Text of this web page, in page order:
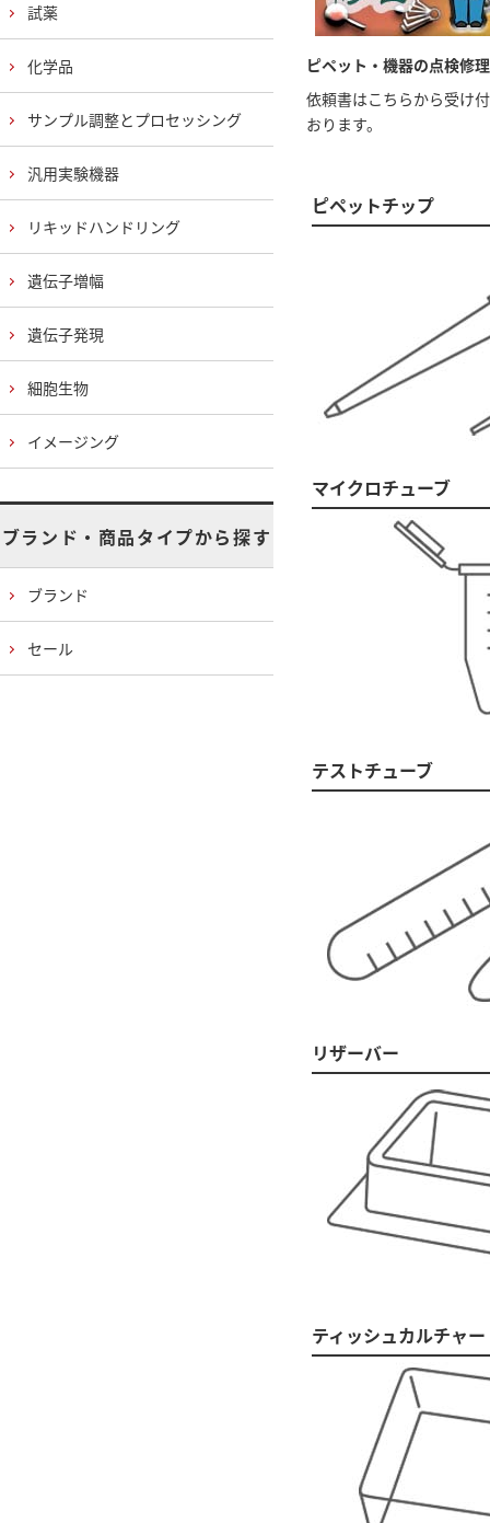
ピペット・機器の点検修理
依頼書はこちらから受け
おります。
ピペットチップ
マイクロチューブ
テストチューブ
リザーバー
ティッシュカルチャー
試薬
化学品
サンプル調整とプロセッシング
汎用実験機器
リキッドハンドリング
遺伝子増幅
遺伝子発現
細胞生物
イメージング
ブランド・商品タイプから探す
ブランド
セール